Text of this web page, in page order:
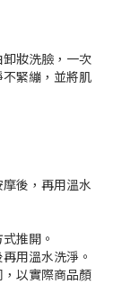
妝洗臉，一次
緊繃，並將肌
後，再用溫水
推開。
用溫水洗淨。
以實際商品顏